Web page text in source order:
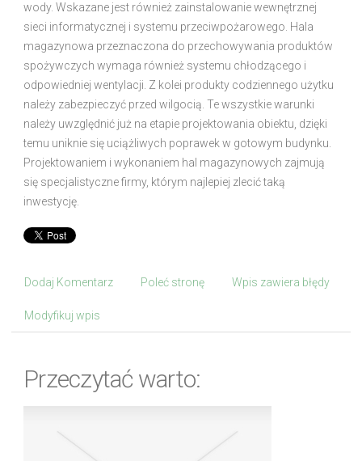
wody. Wskazane jest również zainstalowanie wewnętrznej
sieci informatycznej i systemu przeciwpożarowego. Hala
magazynowa przeznaczona do przechowywania produktów
spożywczych wymaga również systemu chłodzącego i
odpowiedniej wentylacji. Z kolei produkty codziennego użytku
należy zabezpieczyć przed wilgocią. Te wszystkie warunki
należy uwzględnić już na etapie projektowania obiektu, dzięki
temu uniknie się uciążliwych poprawek w gotowym budynku.
Projektowaniem i wykonaniem hal magazynowych zajmują
się specjalistyczne firmy, którym najlepiej zlecić taką
inwestycję.
Dodaj Komentarz Poleć stronę Wpis zawiera błędy
Modyfikuj wpis
Przeczytać warto: